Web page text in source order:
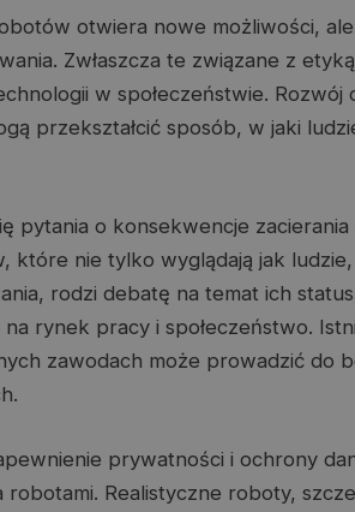
otwiera nowe możliwości,
Zwłaszcza te związane z
w społeczeństwie. Rozwój
przekształcić sposób, w jaki
pytania o konsekwencje
które nie tylko wyglądają jak
rodzi debatę na temat ich
rynek pracy i społeczeństwo.
zawodach może prowadzić do
prywatności i ochrony
Realistyczne roboty,